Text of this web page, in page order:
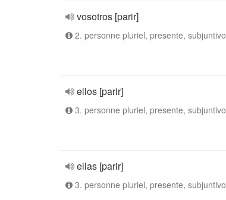
vosotros [parir]
2. personne pluriel, presente, subjuntivo
ellos [parir]
3. personne pluriel, presente, subjuntivo
ellas [parir]
3. personne pluriel, presente, subjuntivo